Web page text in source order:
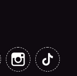
FACEBOOK INSTAGRAM